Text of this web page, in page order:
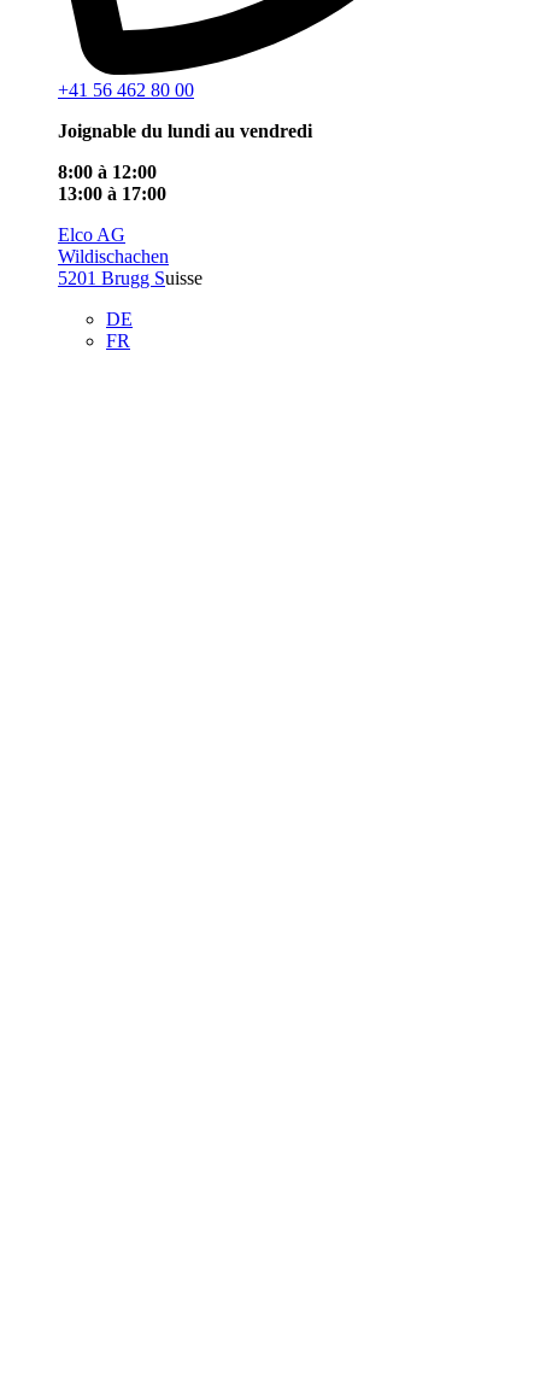
+41 56 462 80 00
Joignable du lundi au vendredi
8:00 à 12:00
13:00 à 17:00
Elco AG
Wildischachen
5201 Brugg Suisse
DE
FR